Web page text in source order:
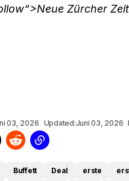
Zürcher
03, 2026 Updated:Juni 03, 2026
Buffett Deal erste